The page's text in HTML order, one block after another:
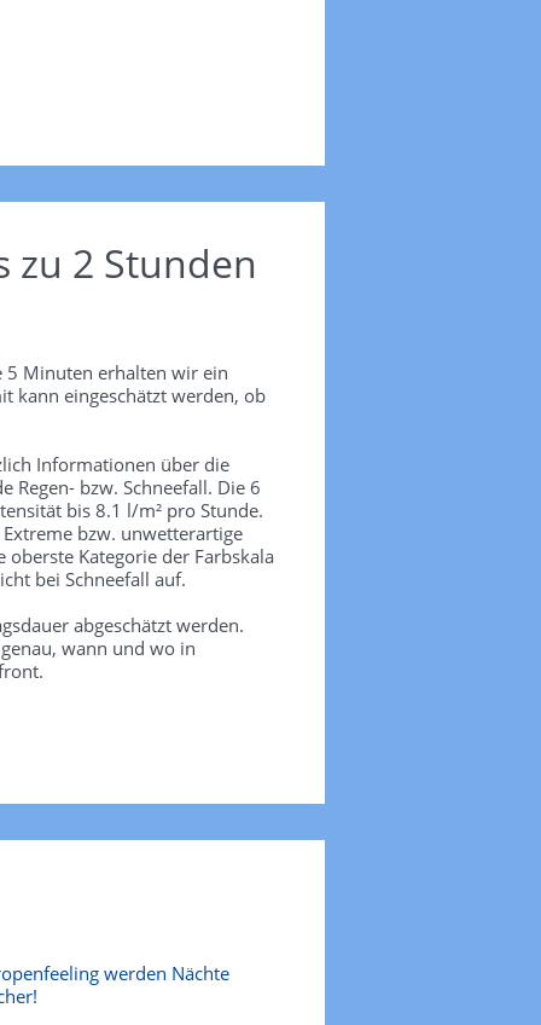
zu 2 Stunden
5 Minuten erhalten wir ein
kann eingeschätzt werden, ob
Informationen über die
Regen- bzw. Schneefall. Die 6
bis 8.1 l/m² pro Stunde.
bzw. unwetterartige
Kategorie der Farbskala
bei Schneefall auf.
abgeschätzt werden.
wann und wo in
werden Nächte